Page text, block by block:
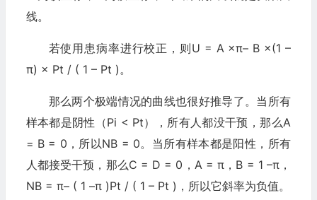
线。
若使用患病率进行校正，则U = A ×π– B ×(1 –
π) × Pt / ( 1 – Pt )。
那么两个极端情况的曲线也很好推导了。当所有
样本都是阴性（Pi < Pt），所有人都没干预，那么A
= B = 0，所以NB = 0。当所有样本都是阳性，所有
人都接受干预，那么C = D = 0，A = π，B = 1 –π，
NB = π– ( 1 –π )Pt / ( 1 – Pt )，所以它斜率为负值。